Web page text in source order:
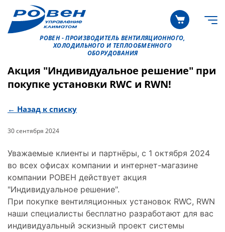
РОВЕН - ПРОИЗВОДИТЕЛЬ ВЕНТИЛЯЦИОННОГО,
ХОЛОДИЛЬНОГО И ТЕПЛООБМЕННОГО
ОБОРУДОВАНИЯ
Акция "Индивидуальное решение" при
покупке установки RWC и RWN!
← Назад к списку
30 сентября 2024
Уважаемые клиенты и партнёры, с 1 октября 2024
во всех офисах компании и интернет-магазине
компании РОВЕН действует акция
"Индивидуальное решение".
При покупке вентиляционных установок RWC, RWN
наши cпециалисты бесплатно разработают для вас
индивидуальный эскизный проект системы